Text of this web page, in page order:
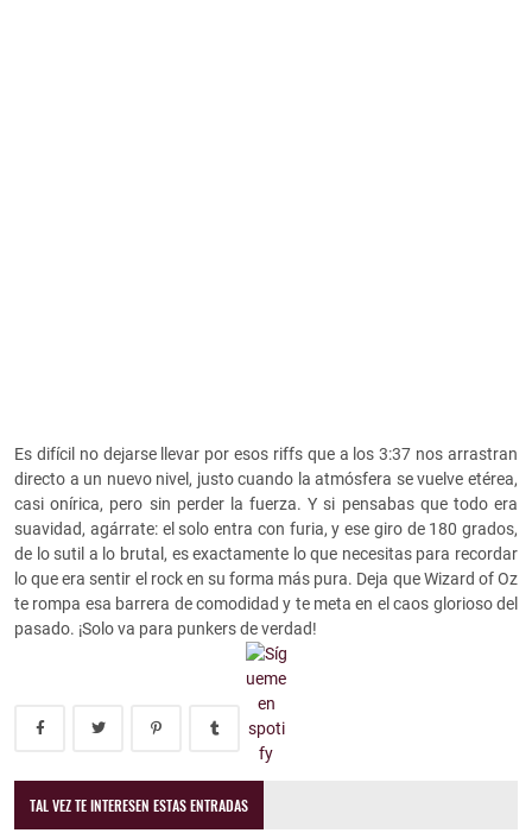
Es difícil no dejarse llevar por esos riffs que a los 3:37 nos arrastran
directo a un nuevo nivel, justo cuando la atmósfera se vuelve etérea,
casi onírica, pero sin perder la fuerza. Y si pensabas que todo era
suavidad, agárrate: el solo entra con furia, y ese giro de 180 grados,
de lo sutil a lo brutal, es exactamente lo que necesitas para recordar
lo que era sentir el rock en su forma más pura. Deja que Wizard of Oz
te rompa esa barrera de comodidad y te meta en el caos glorioso del
pasado. ¡Solo va para punkers de verdad!
TAL VEZ TE INTERESEN ESTAS ENTRADAS